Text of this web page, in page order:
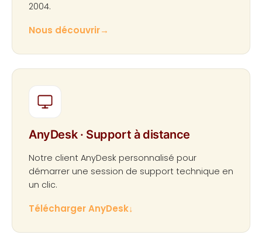
2004.
Nous découvrir→
AnyDesk · Support à distance
Notre client AnyDesk personnalisé pour
démarrer une session de support technique en
un clic.
Télécharger AnyDesk↓